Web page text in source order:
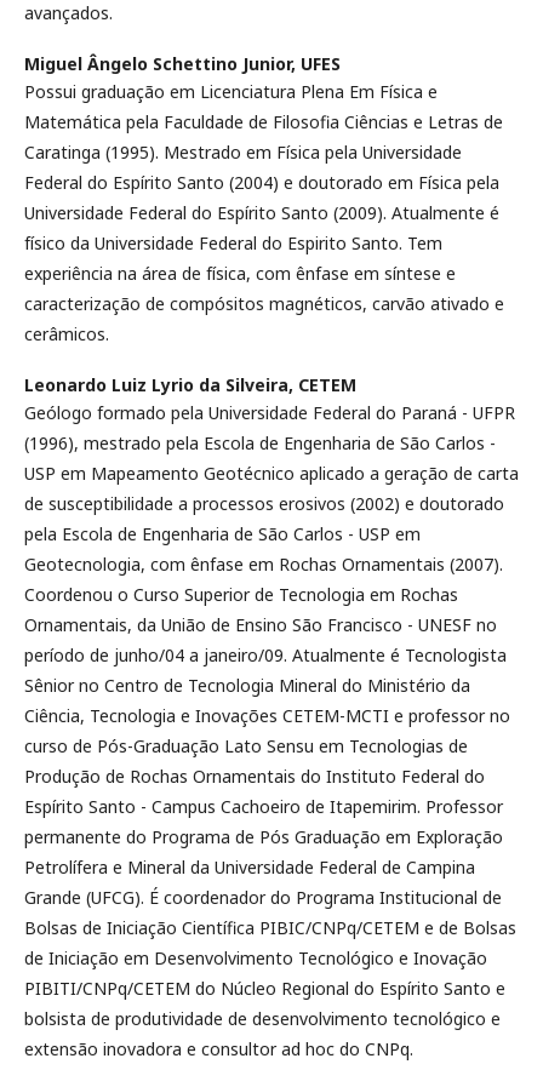
avançados.
Miguel Ângelo Schettino Junior, UFES
Possui graduação em Licenciatura Plena Em Física e
Matemática pela Faculdade de Filosofia Ciências e Letras de
Caratinga (1995). Mestrado em Física pela Universidade
Federal do Espírito Santo (2004) e doutorado em Física pela
Universidade Federal do Espírito Santo (2009). Atualmente é
físico da Universidade Federal do Espirito Santo. Tem
experiência na área de física, com ênfase em síntese e
caracterização de compósitos magnéticos, carvão ativado e
cerâmicos.
Leonardo Luiz Lyrio da Silveira, CETEM
Geólogo formado pela Universidade Federal do Paraná - UFPR
(1996), mestrado pela Escola de Engenharia de São Carlos -
USP em Mapeamento Geotécnico aplicado a geração de carta
de susceptibilidade a processos erosivos (2002) e doutorado
pela Escola de Engenharia de São Carlos - USP em
Geotecnologia, com ênfase em Rochas Ornamentais (2007).
Coordenou o Curso Superior de Tecnologia em Rochas
Ornamentais, da União de Ensino São Francisco - UNESF no
período de junho/04 a janeiro/09. Atualmente é Tecnologista
Sênior no Centro de Tecnologia Mineral do Ministério da
Ciência, Tecnologia e Inovações CETEM-MCTI e professor no
curso de Pós-Graduação Lato Sensu em Tecnologias de
Produção de Rochas Ornamentais do Instituto Federal do
Espírito Santo - Campus Cachoeiro de Itapemirim. Professor
permanente do Programa de Pós Graduação em Exploração
Petrolífera e Mineral da Universidade Federal de Campina
Grande (UFCG). É coordenador do Programa Institucional de
Bolsas de Iniciação Científica PIBIC/CNPq/CETEM e de Bolsas
de Iniciação em Desenvolvimento Tecnológico e Inovação
PIBITI/CNPq/CETEM do Núcleo Regional do Espírito Santo e
bolsista de produtividade de desenvolvimento tecnológico e
extensão inovadora e consultor ad hoc do CNPq.